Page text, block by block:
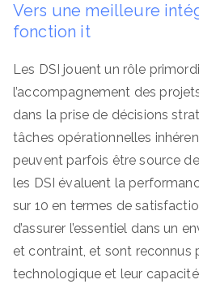
Vers une meilleure
fonction it
Les DSI jouent un rôle
l’accompagnement des
dans la prise de décisions
tâches opérationnelles
peuvent parfois être source
les DSI évaluent la
sur 10 en termes de
d’assurer l’essentiel dans un
et contraint, et sont reconnus
technologique et leur